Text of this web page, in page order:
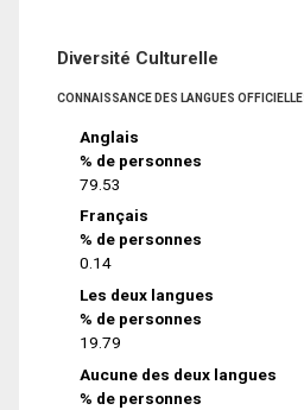
Diversité Culturelle
CONNAISSANCE DES LANGUES
Anglais
% de personnes
79.53
Français
% de personnes
0.14
Les deux langues
% de personnes
19.79
Aucune des deux langues
% de personnes